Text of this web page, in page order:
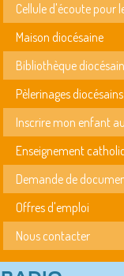
Cellule d'écoute pour
Maison diocésaine
Bibliothèque
Pèlerinages diocésains
Inscrire mon enfant
Enseignement
Demande de
Offres d'emploi
Nous contacter